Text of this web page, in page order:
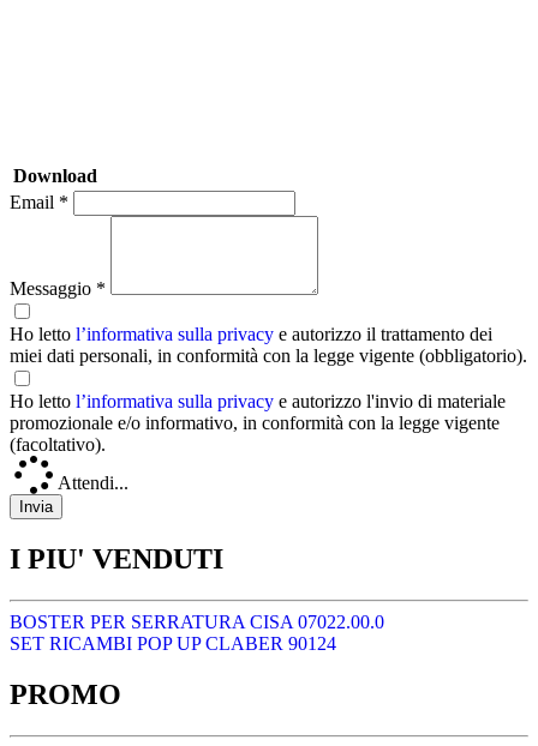
Download
Email *
Messaggio *
Ho letto l’informativa sulla privacy e autorizzo il trattamento dei
miei dati personali, in conformità con la legge vigente (obbligatorio).
Ho letto l’informativa sulla privacy e autorizzo l'invio di materiale
promozionale e/o informativo, in conformità con la legge vigente
(facoltativo).
Attendi...
I PIU' VENDUTI
BOSTER PER SERRATURA CISA 07022.00.0
SET RICAMBI POP UP CLABER 90124
PROMO